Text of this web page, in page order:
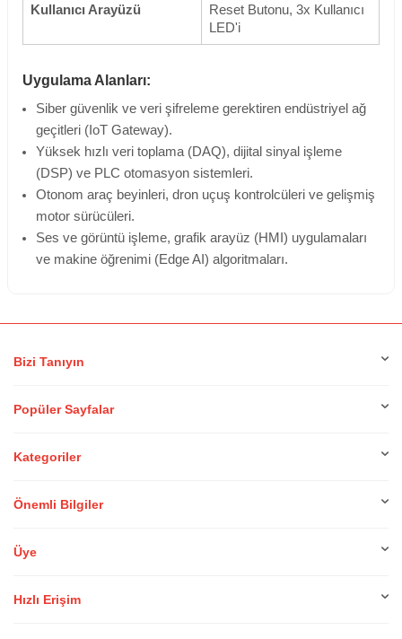
Kullanıcı Arayüzü
Reset Butonu, 3x Kullanıcı
LED'i
Uygulama Alanları:
Siber güvenlik ve veri şifreleme gerektiren endüstriyel ağ
geçitleri (IoT Gateway).
Yüksek hızlı veri toplama (DAQ), dijital sinyal işleme
(DSP) ve PLC otomasyon sistemleri.
Otonom araç beyinleri, dron uçuş kontrolcüleri ve gelişmiş
motor sürücüleri.
Ses ve görüntü işleme, grafik arayüz (HMI) uygulamaları
ve makine öğrenimi (Edge AI) algoritmaları.
Bizi Tanıyın
Popüler Sayfalar
Kategoriler
Önemli Bilgiler
Üye
Hızlı Erişim